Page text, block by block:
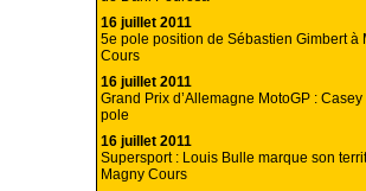
16 juillet 2011
5e pole position de Sébastien Gimbert à
Cours
16 juillet 2011
Grand Prix d’Allemagne MotoGP :
pole
16 juillet 2011
Supersport : Louis Bulle marque son
Magny Cours